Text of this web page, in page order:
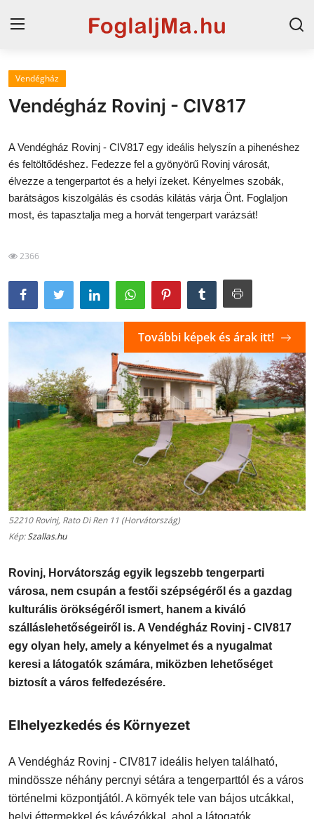
Magyarország
Horvát tengerpart
Szállások a Balatonon
Horvátország
Blog
Vendégház
Vendégház Rovinj - CIV817
A Vendégház Rovinj - CIV817 egy ideális helyszín a pihenéshez
és feltöltődéshez. Fedezze fel a gyönyörű Rovinj városát,
élvezze a tengerpartot és a helyi ízeket. Kényelmes szobák,
barátságos kiszolgálás és csodás kilátás várja Önt. Foglaljon
most, és tapasztalja meg a horvát tengerpart varázsát!
2366
52210 Rovinj, Rato Di Ren 11 (Horvátország)
Kép:Szallas.hu
További képek és árak itt!
Rovinj, Horvátország egyik legszebb tengerparti
városa, nem csupán a festői szépségéről és a gazdag
kulturális örökségéről ismert, hanem a kiváló
szálláslehetőségeiről is. A Vendégház Rovinj - CIV817
egy olyan hely, amely a kényelmet és a nyugalmat
keresi a látogatók számára, miközben lehetőséget
biztosít a város felfedezésére.
Elhelyezkedés és Környezet
A Vendégház Rovinj - CIV817 ideális helyen található,
mindössze néhány percnyi sétára a tengerparttól és a város
történelmi központjától. A környék tele van bájos utcákkal,
helyi éttermekkel és kávézókkal, ahol a látogatók